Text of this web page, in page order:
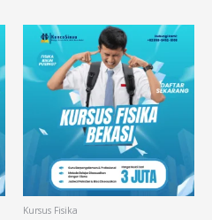
Kursus Fisika